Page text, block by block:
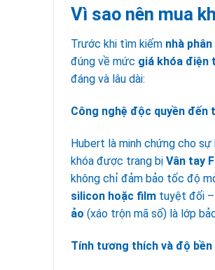
Vì sao nên mua
Trước khi tìm kiếm nhà
đúng về mức giá khóa điện
đáng và lâu dài:
Công nghệ độc quyền đến
Hubert là minh chứng cho
khóa được trang bị Vân tay
không chỉ đảm bảo tốc độ
silicon hoặc film tuyệt đối –
ảo (xáo trộn mã số) là lớp
Tính tương thích và độ